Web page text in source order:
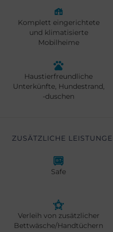
Komplett eingerichtete
und klimatisierte
Mobilheime
Haustierfreundliche
Unterkünfte, Hundestrand,
-duschen
ZUSÄTZLICHE
Safe
Verleih von zusätzlicher
Bettwäsche/Handtüchern